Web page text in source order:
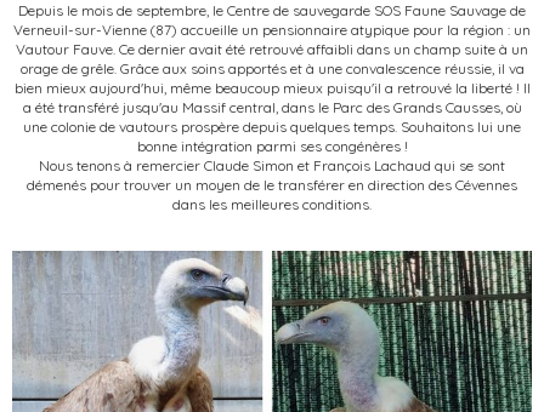
Depuis le mois de septembre, le Centre de sauvegarde SOS Faune Sauvage de
Verneuil-sur-Vienne (87) accueille un pensionnaire atypique pour la région : un
Vautour Fauve. Ce dernier avait été retrouvé affaibli dans un champ suite à un
orage de grêle. Grâce aux soins apportés et à une convalescence réussie, il va
bien mieux aujourd'hui, même beaucoup mieux puisqu'il a retrouvé la liberté ! Il
a été transféré jusqu'au Massif central, dans le Parc des Grands Causses, où
une colonie de vautours prospère depuis quelques temps. Souhaitons lui une
bonne intégration parmi ses congénères !
Nous tenons à remercier Claude Simon et François Lachaud qui se sont
démenés pour trouver un moyen de le transférer en direction des Cévennes
dans les meilleures conditions.